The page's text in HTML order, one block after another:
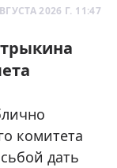
2026 Г. 11:47
комитета
дать